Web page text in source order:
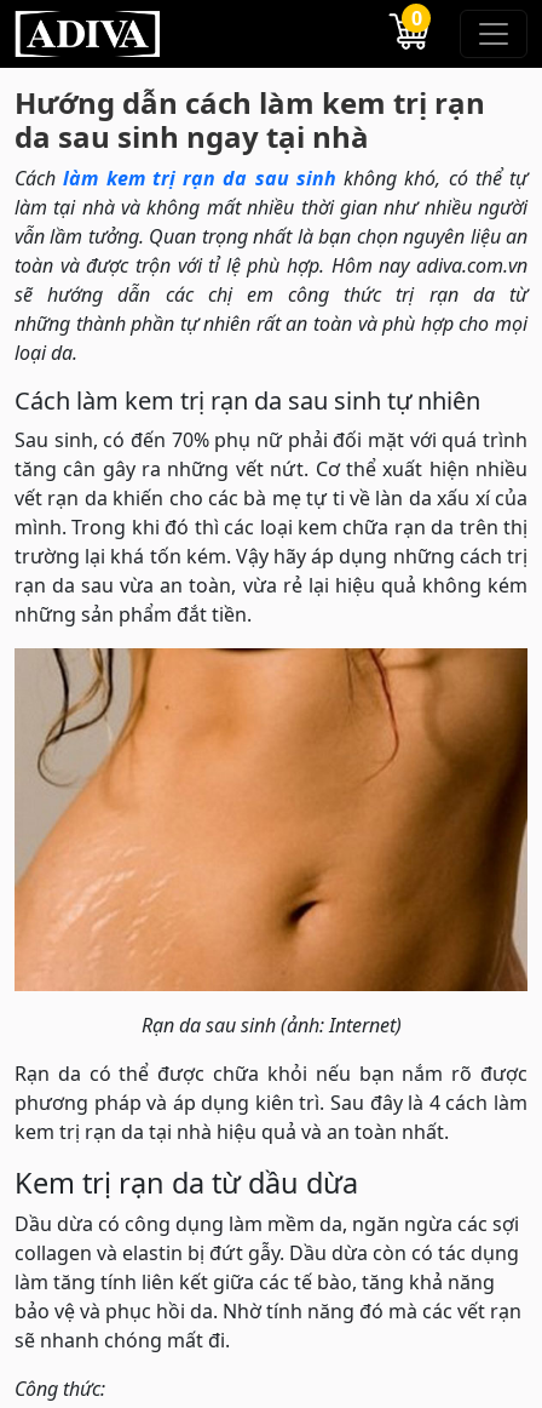
0
Hướng dẫn cách làm kem trị rạn
da sau sinh ngay tại nhà
Cáchlàm kem trị rạn da sau sinh không khó, có thể tự
làm tại nhà và không mất nhiều thời gian như nhiều người
vẫn lầm tưởng. Quan trọng nhất là bạn chọn nguyên liệu an
toàn và được trộn với tỉ lệ phù hợp. Hôm nay adiva.com.vn
sẽ hướng dẫn các chị em công thức trị rạn da từ
những thành phần tự nhiên rất an toàn và phù hợp cho mọi
loại da.
Cách làm kem trị rạn da sau sinh tự nhiên
Sau sinh, có đến 70% phụ nữ phải đối mặt với quá trình
tăng cân gây ra những vết nứt. Cơ thể xuất hiện nhiều
vết rạn da khiến cho các bà mẹ tự ti về làn da xấu xí của
mình. Trong khi đó thì các loại kem chữa rạn da trên thị
trường lại khá tốn kém. Vậy hãy áp dụng những cách trị
rạn da sau vừa an toàn, vừa rẻ lại hiệu quả không kém
những sản phẩm đắt tiền.
Rạn da sau sinh (ảnh: Internet)
Rạn da có thể được chữa khỏi nếu bạn nắm rõ được
phương pháp và áp dụng kiên trì. Sau đây là 4 cách làm
kem trị rạn da tại nhà hiệu quả và an toàn nhất.
Kem trị rạn da từ dầu dừa
Dầu dừa có công dụng làm mềm da, ngăn ngừa các sợi
collagen và elastin bị đứt gẫy. Dầu dừa còn có tác dụng
làm tăng tính liên kết giữa các tế bào, tăng khả năng
bảo vệ và phục hồi da. Nhờ tính năng đó mà các vết rạn
sẽ nhanh chóng mất đi.
Công thức: